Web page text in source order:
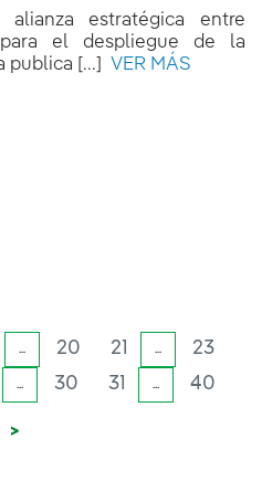
estratégica entre
el despliegue de la
[...]
VER MÁS
... 20 21 ...
23
... 30 31 ... 40
>